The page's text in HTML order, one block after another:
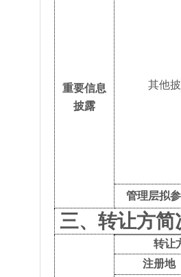
重要信息
披露
其他
管理层拟
三、转让方简
转让
注册地